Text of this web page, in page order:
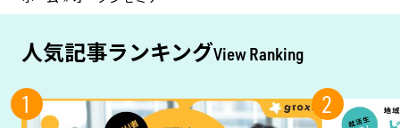
人気記事ランキングView Ranking
1 2